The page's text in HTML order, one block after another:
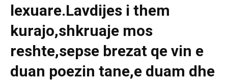
lexuare.Lavdijes i them
kurajo,shkruaje mos
reshte,sepse brezat qe vin e
duan poezin tane,e duam dhe